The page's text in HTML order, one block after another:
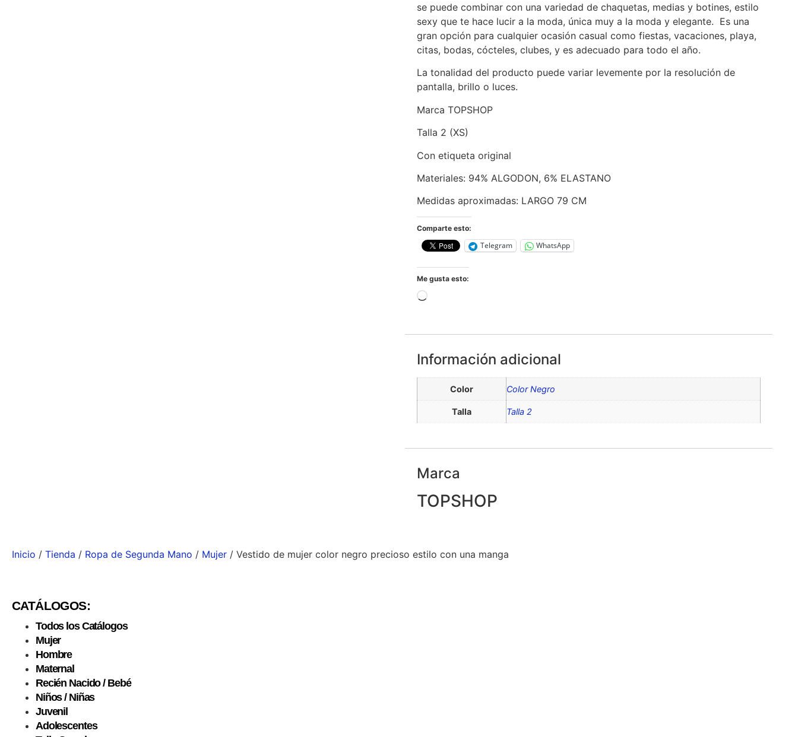
se puede combinar con una variedad de chaquetas, medias y botines, estilo
sexy que te hace lucir a la moda, única muy a la moda y elegante. Es una
gran opción para cualquier ocasión casual como fiestas, vacaciones, playa,
citas, bodas, cócteles, clubes, y es adecuado para todo el año.
La tonalidad del producto puede variar levemente por la resolución de
pantalla, brillo o luces.
Marca TOPSHOP
Talla 2 (XS)
Con etiqueta original
Materiales: 94% ALGODON, 6% ELASTANO
Medidas aproximadas: LARGO 79 CM
Comparte esto:
Telegram WhatsApp
Me gusta esto:
Información adicional
Color Color Negro
Talla Talla 2
Marca
TOPSHOP
Inicio / Tienda / Ropa de Segunda Mano / Mujer / Vestido de mujer color negro precioso estilo con una manga
CATÁLOGOS:
Todos los Catálogos
Mujer
Hombre
Maternal
Recién Nacido / Bebé
Niños / Niñas
Juvenil
Adolescentes